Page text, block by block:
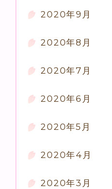
2020年9月
2020年8月
2020年7月
2020年6月
2020年5月
2020年4月
2020年3月